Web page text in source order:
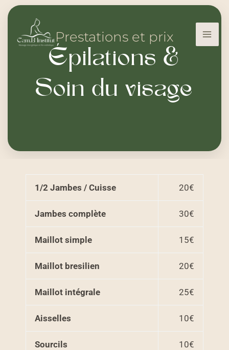
Aller
au
contenu
Épilations & Soin du visage
Prestations et prix
Épilations &
Soin du visage
1/2 Jambes / Cuisse 20€
Jambes complète 30€
Maillot simple 15€
Maillot bresilien 20€
Maillot intégrale 25€
Aisselles 10€
Sourcils 10€